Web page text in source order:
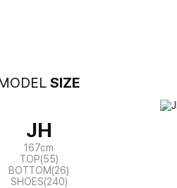
SIZE
JH
167cm
TOP(55)
BOTTOM(26)
SHOES(240)